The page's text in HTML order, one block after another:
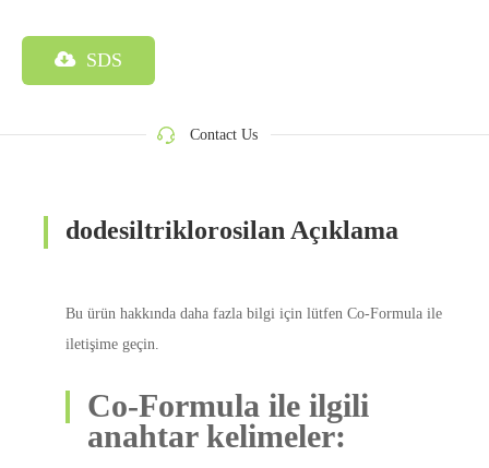
SDS
Contact Us
dodesiltriklorosilan Açıklama
Bu ürün hakkında daha fazla bilgi için lütfen Co-Formula ile
iletişime geçin.
Co-Formula ile ilgili
anahtar kelimeler: